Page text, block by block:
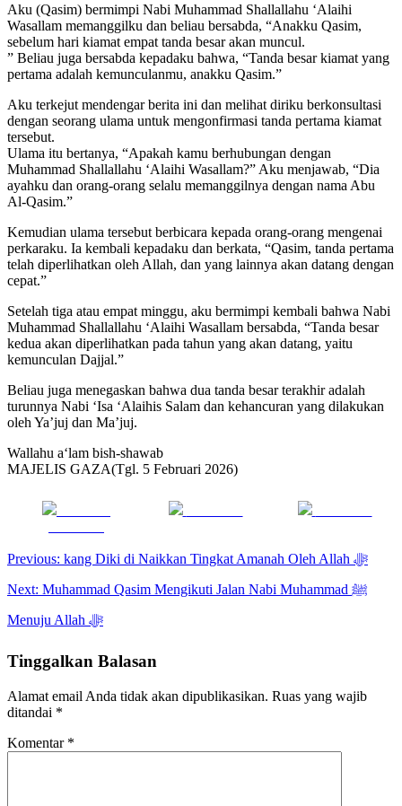
Aku (Qasim) bermimpi Nabi Muhammad Shallallahu ‘Alaihi
Wasallam memanggilku dan beliau bersabda, “Anakku Qasim,
sebelum hari kiamat empat tanda besar akan muncul.
” Beliau juga bersabda kepadaku bahwa, “Tanda besar kiamat yang
pertama adalah kemunculanmu, anakku Qasim.”
Aku terkejut mendengar berita ini dan melihat diriku berkonsultasi
dengan seorang ulama untuk mengonfirmasi tanda pertama kiamat
tersebut.
Ulama itu bertanya, “Apakah kamu berhubungan dengan
Muhammad Shallallahu ‘Alaihi Wasallam?” Aku menjawab, “Dia
ayahku dan orang-orang selalu memanggilnya dengan nama Abu
Al-Qasim.”
Kemudian ulama tersebut berbicara kepada orang-orang mengenai
perkaraku. Ia kembali kepadaku dan berkata, “Qasim, tanda pertama
telah diperlihatkan oleh Allah, dan yang lainnya akan datang dengan
cepat.”
Setelah tiga atau empat minggu, aku bermimpi kembali bahwa Nabi
Muhammad Shallallahu ‘Alaihi Wasallam bersabda, “Tanda besar
kedua akan diperlihatkan pada tahun yang akan datang, yaitu
kemunculan Dajjal.”
Beliau juga menegaskan bahwa dua tanda besar terakhir adalah
turunnya Nabi ‘Isa ‘Alaihis Salam dan kehancuran yang dilakukan
oleh Ya’juj dan Ma’juj.
Wallahu a‘lam bish-shawab
MAJELIS GAZA(Tgl. 5 Februari 2026)
Navigasi
pos
Previous:
kang Diki di Naikkan Tingkat Amanah Oleh Allah ﷻ
Next: Muhammad Qasim Mengikuti Jalan Nabi Muhammad ﷺ
Menuju Allah ﷻ
Tinggalkan Balasan
Alamat email Anda tidak akan dipublikasikan. Ruas yang wajib
ditandai *
Komentar *